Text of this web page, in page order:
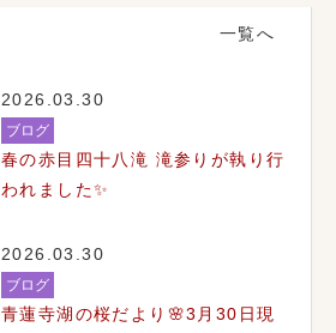
一覧へ
2026.03.30
ブログ
春の赤目四十八滝 滝参りが執り行
われました✨
2026.03.30
ブログ
青蓮寺湖の桜だより🌸3月30日現